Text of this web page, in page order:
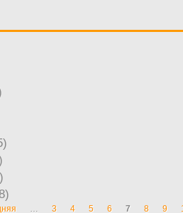
… 3 4 5 6 7 8 9